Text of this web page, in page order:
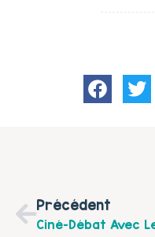
Précédent